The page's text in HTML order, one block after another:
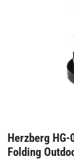
Herzberg
Folding